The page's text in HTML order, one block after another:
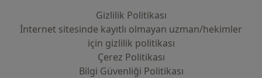
Gizlilik Politikası
İnternet sitesinde kayıtlı olmayan uzman/hekimler
i̇çin gizlilik politikası
Çerez Politikası
Bilgi Güvenliği Politikası